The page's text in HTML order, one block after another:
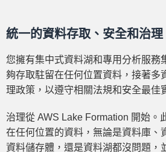
統一的資料存取、安全和治理
您擁有集中式資料湖和專用分析服務
夠存取駐留在任何位置資料，接著多
理政策，以遵守相關法規和安全最佳
治理從 AWS Lake Formation 開始。
在任何位置的資料，無論是資料庫、
資料儲存體，還是資料湖都沒問題，